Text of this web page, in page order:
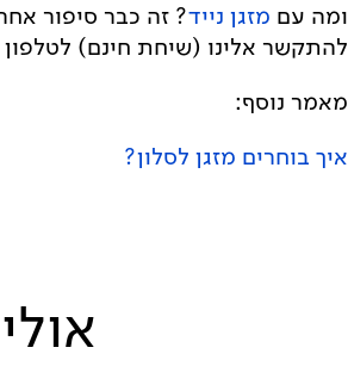
ומה עם מזגן נייד? זה כבר סיפור
להתקשר אלינו (שיחת חינם) לטלפון 1-700-500-300 ולהתייעץ עם המומחים של טורנדו!
מאמר נוסף:
איך בוחרים מזגן לסלון?